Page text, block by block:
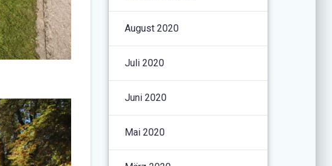
August 2020
Juli 2020
Juni 2020
Mai 2020